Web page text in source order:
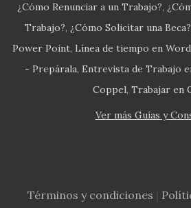
¿Cómo Renunciar a un Trabajo?
Trabajo? ¿Cómo Solicitar una Beca?
Power Point Línea de tiempo en Word
- Prepárala Entrevista de Trabajo
Coppel Trabajar en
Ver más Guías y
Términos y condiciones